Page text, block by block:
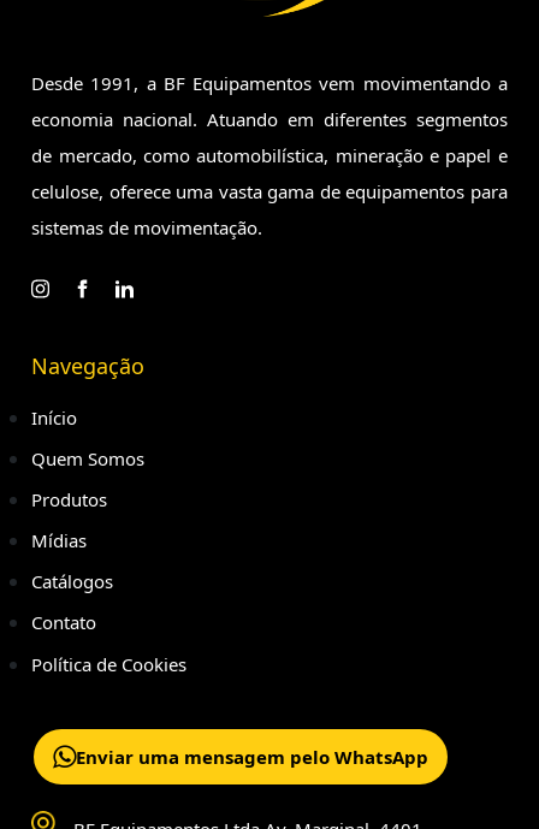
Desde 1991, a BF Equipamentos vem movimentando a
economia nacional. Atuando em diferentes segmentos
de mercado, comoautomobilística, mineração e papel e
celulose, oferece uma vastagama de equipamentos para
sistemas de movimentação.
Navegação
Início
Quem Somos
Produtos
Mídias
Catálogos
Contato
Política de Cookies
Enviar uma mensagem pelo WhatsApp